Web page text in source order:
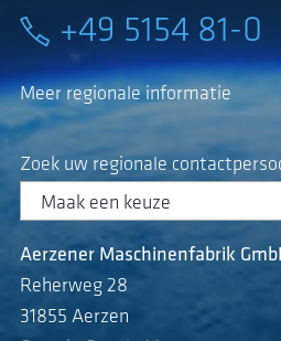
+49 5154 81-0
Meer regionale informatie
Zoek uw regionale
Aerzener Maschinenfabrik
Reherweg 28
31855 Aerzen